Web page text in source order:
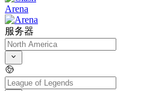
Arena
服务器